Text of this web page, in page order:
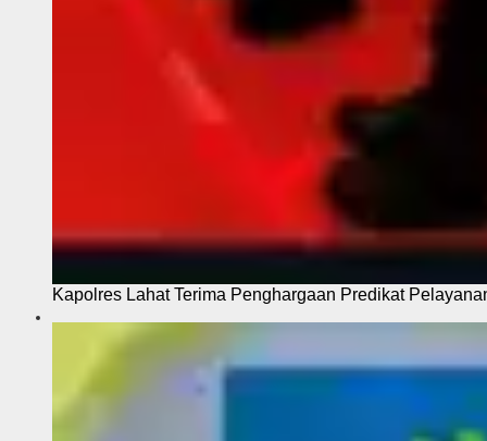
Kapolres Lahat Terima Penghargaan Predikat